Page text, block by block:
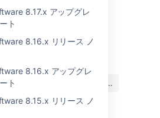
8.17.x アップグレ
ト
8.16.x リリース ノ
8.16.x アップグレ
ト
8.15.x リリース ノ
記載されています。
年 1 月 4 日
立ちました
いいえ